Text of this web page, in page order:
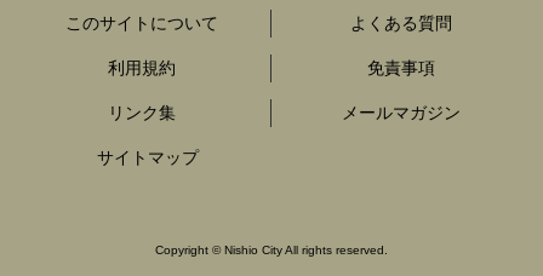
このサイトについて よくある質問
利用規約 免責事項
リンク集 メールマガジン
サイトマップ
Copyright ©Nishio City All rights reserved.